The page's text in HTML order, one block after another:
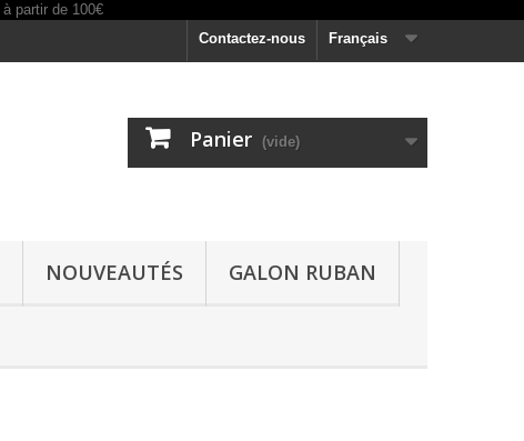
Français
Contactez-nous
Panier (vide)
NOUVEAUTÉS GALON RUBAN